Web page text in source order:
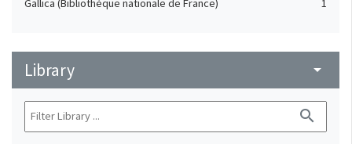
Gallica (Bibliothèque nationale de France) 1
Library arrow_drop_down
search